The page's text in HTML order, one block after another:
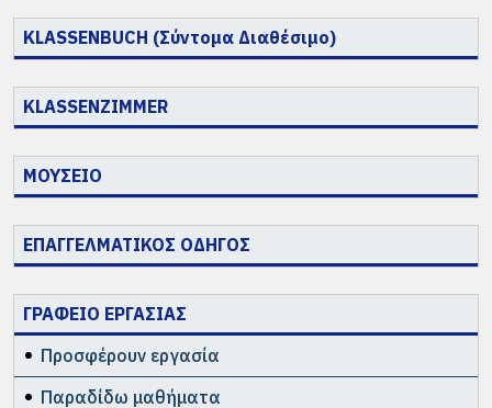
KLASSENBUCH (Σύντομα Διαθέσιμο)
KLASSENZIMMER
ΜΟΥΣΕΙΟ
ΕΠΑΓΓΕΛΜΑΤΙΚΟΣ ΟΔΗΓΟΣ
ΓΡΑΦΕΙΟ ΕΡΓΑΣΙΑΣ
Προσφέρουν εργασία
Παραδίδω μαθήματα